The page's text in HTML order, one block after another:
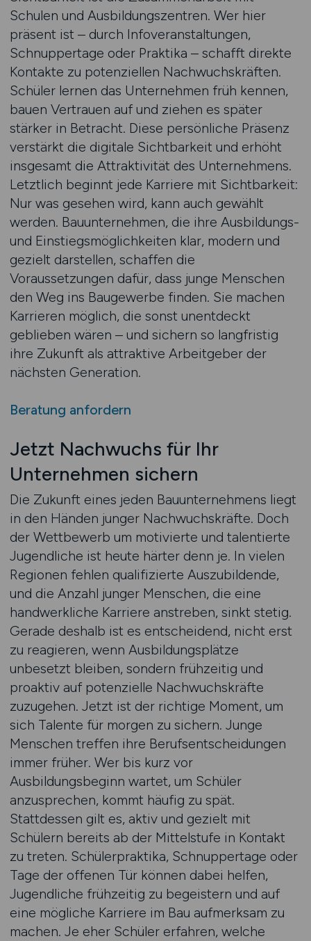
Schulen und Ausbildungszentren. Wer hier
präsent ist – durch Infoveranstaltungen,
Schnuppertage oder Praktika – schafft direkte
Kontakte zu potenziellen Nachwuchskräften.
Schüler lernen das Unternehmen früh kennen,
bauen Vertrauen auf und ziehen es später
stärker in Betracht. Diese persönliche Präsenz
verstärkt die digitale Sichtbarkeit und erhöht
insgesamt die Attraktivität des Unternehmens.
Letztlich beginnt jede Karriere mit Sichtbarkeit:
Nur was gesehen wird, kann auch gewählt
werden. Bauunternehmen, die ihre Ausbildungs-
und Einstiegsmöglichkeiten klar, modern und
gezielt darstellen, schaffen die
Voraussetzungen dafür, dass junge Menschen
den Weg ins Baugewerbe finden. Sie machen
Karrieren möglich, die sonst unentdeckt
geblieben wären – und sichern so langfristig
ihre Zukunft als attraktive Arbeitgeber der
nächsten Generation.
Beratung anfordern
Jetzt Nachwuchs für Ihr
Unternehmen sichern
Die Zukunft eines jeden Bauunternehmens liegt
in den Händen junger Nachwuchskräfte. Doch
der Wettbewerb um motivierte und talentierte
Jugendliche ist heute härter denn je. In vielen
Regionen fehlen qualifizierte Auszubildende,
und die Anzahl junger Menschen, die eine
handwerkliche Karriere anstreben, sinkt stetig.
Gerade deshalb ist es entscheidend, nicht erst
zu reagieren, wenn Ausbildungsplätze
unbesetzt bleiben, sondern frühzeitig und
proaktiv auf potenzielle Nachwuchskräfte
zuzugehen. Jetzt ist der richtige Moment, um
sich Talente für morgen zu sichern. Junge
Menschen treffen ihre Berufsentscheidungen
immer früher. Wer bis kurz vor
Ausbildungsbeginn wartet, um Schüler
anzusprechen, kommt häufig zu spät.
Stattdessen gilt es, aktiv und gezielt mit
Schülern bereits ab der Mittelstufe in Kontakt
zu treten. Schülerpraktika, Schnuppertage oder
Tage der offenen Tür können dabei helfen,
Jugendliche frühzeitig zu begeistern und auf
eine mögliche Karriere im Bau aufmerksam zu
machen. Je eher Schüler erfahren, welche